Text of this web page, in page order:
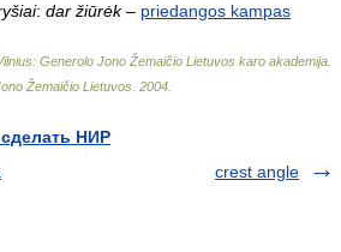
: dar žiūrėk– priedangos kampas
Generolo Jono Žemaičio Lietuvos karo akademija
Žemaičio Lietuvos 2004
НИР
crest angle